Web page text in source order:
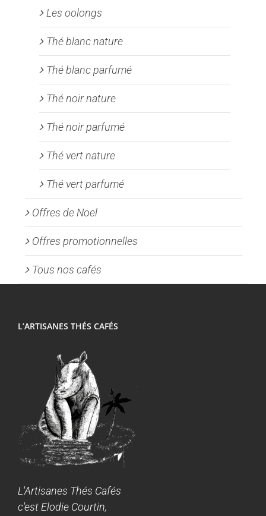
Les oolongs
Thé blanc nature
Thé blanc parfumé
Thé noir nature
Thé noir parfumé
Thé vert nature
Thé vert parfumé
Offres de Noel
Offres promotionnelles
Tous nos cafés
L’ARTISANES THÉS CAFÉS
L'Artisanes Thés Cafés
c'est Elodie Courtin,